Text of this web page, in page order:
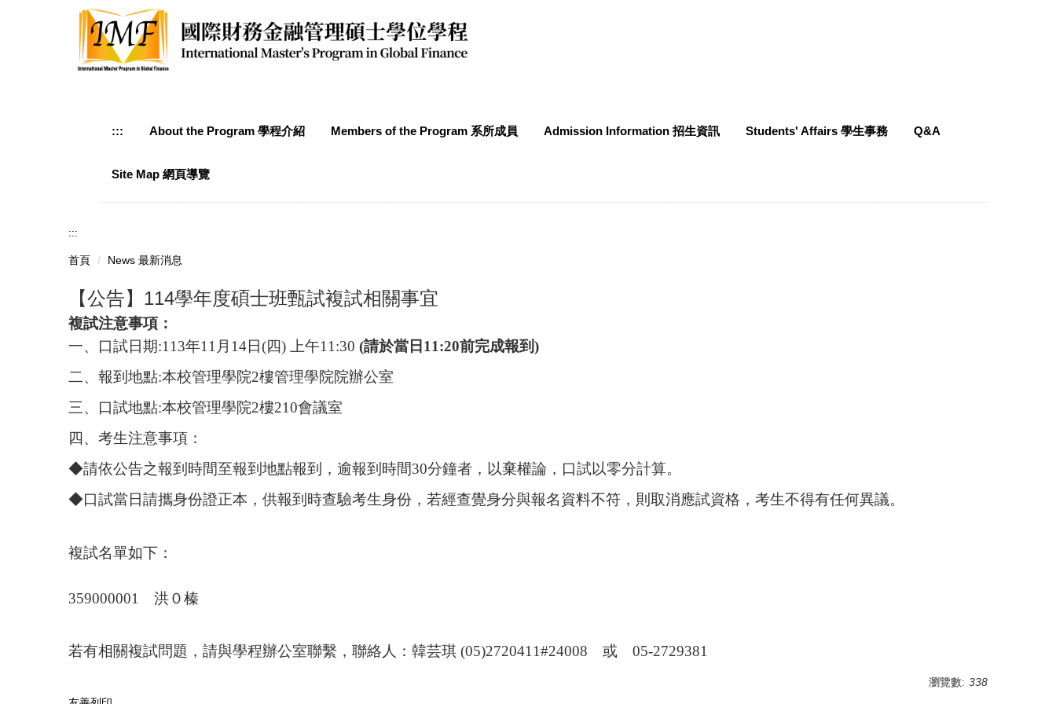
::: About the Program 學程介紹 Members of the Program 系所成員 Admission Information 招生資訊 Students' Affairs 學生事務 Q&A
Site Map 網頁導覽
:::
首頁 News 最新消息
【公告】114學年度碩士班甄試複試相關事宜
複試注意事項：
一、口試日期:113年11月14日(四) 上午11:30 (請於當日11:20前完成報到)
二、報到地點:本校管理學院2樓管理學院院辦公室
三、口試地點:本校管理學院2樓210會議室
四、考生注意事項：
◆請依公告之報到時間至報到地點報到，逾報到時間30分鐘者，以棄權論，口試以零分計算。
◆口試當日請攜身份證正本，供報到時查驗考生身份，若經查覺身分與報名資料不符，則取消應試資格，考生不得有任何異議。
複試名單如下：
359000001 洪０榛
若有相關複試問題，請與學程辦公室聯繫，聯絡人：韓芸琪 (05)2720411#24008 或 05-2729381
瀏覽數: 338